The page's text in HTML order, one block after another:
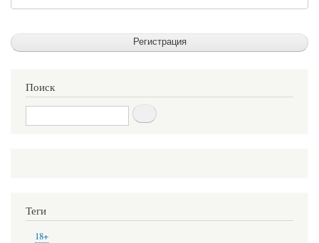
Поиск
Поиск
Теги
18+